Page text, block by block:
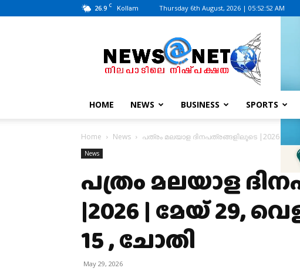
26.9 C Kollam Thursday 6th August, 2026 | 05:52:52 AM
News@Net
|
www.newsatnet.com
HOME NEWS BUSINESS SPORTS
Home News പത്രം മലയാള ദിനപത്രങ്ങളിലൂടെ |2026 | മേയ്
News
പത്രം മലയാള
|2026 | മേയ് 29,
15 , ചോതി
May 29, 2026